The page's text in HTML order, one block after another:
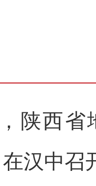
陕西
在汉中